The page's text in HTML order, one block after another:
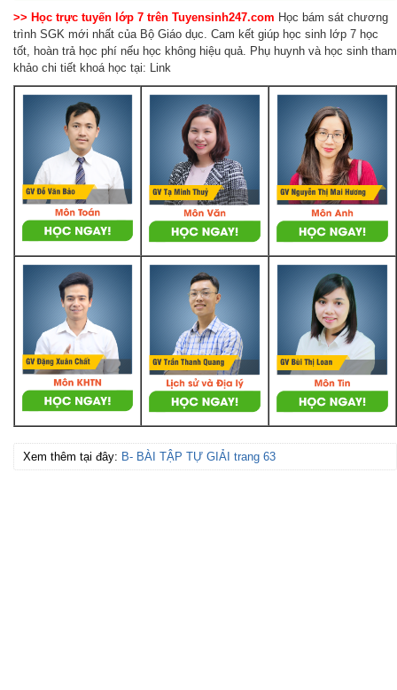
>> Học trực tuyến lớp 7 trên Tuyensinh247.com Học bám sát chương
trình SGK mới nhất của Bộ Giáo dục. Cam kết giúp học sinh lớp 7 học
tốt, hoàn trả học phí nếu học không hiệu quả. Phụ huynh và học sinh tham
khảo chi tiết khoá học tại: Link
Xem thêm tại đây: B- BÀI TẬP TỰ GIẢI trang 63